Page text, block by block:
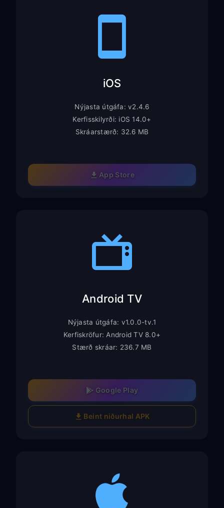
iOS
Nýjasta útgáfa: v2.4.6
Kerfisskilyrði: iOS 14.0+
Skráarstærð: 32.6 MB
App Store
Android TV
Nýjasta útgáfa: v1.0.0-tv.1
Kerfiskröfur: Android TV 8.0+
Stærð skráar: 236.7 MB
Google Play
Beint niðurhal APK